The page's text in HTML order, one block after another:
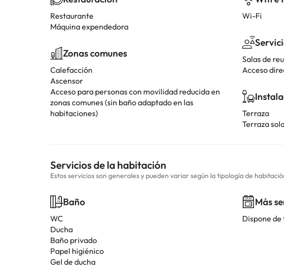
Restaurante
Máquina expendedora
Zonas comunes
Calefacción
Ascensor
Acceso para personas con movilidad reducida en
zonas comunes (sin baño adaptado en las
habitaciones)
Wi-Fi
Salas de
Acceso
Terraza
Terraza
Servicios de la habitación
Estos servicios son generales y pueden variar según la tipología de
Baño
WC
Ducha
Baño privado
Papel higiénico
Gel de ducha
Más
Dispone